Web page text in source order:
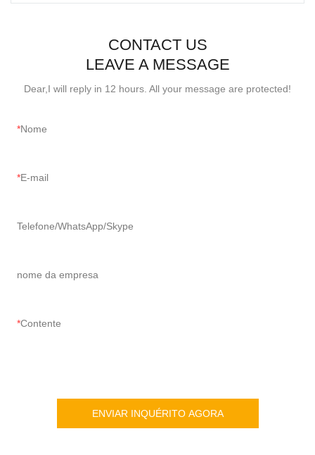
CONTACT US
LEAVE A MESSAGE
Dear,I will reply in 12 hours. All your message are protected!
Nome
E-mail
Telefone/WhatsApp/Skype
nome da empresa
Contente
ENVIAR INQUÉRITO AGORA